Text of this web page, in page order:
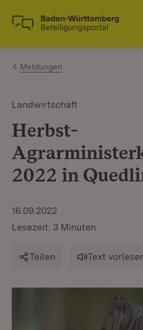
Zum Inhalt springen
Link zur Startseite
Meldungen
Landwirtschaft
Herbst-
2022 in
16.09.2022
Lesezeit: 3 Minuten
Teilen Text